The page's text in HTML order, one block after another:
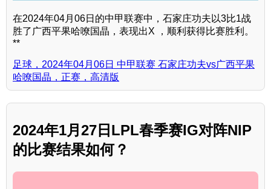
在2024年04月06日的中甲联赛中，石家庄功夫以3比1战
胜了广西平果哈嘹国晶，表现出X ，顺利获得比赛胜利。
**
足球，2024年04月06日 中甲联赛 石家庄功夫vs广西平果
哈嘹国晶，正赛，高清版
2024年1月27日LPL春季赛IG对阵NIP
的比赛结果如何？